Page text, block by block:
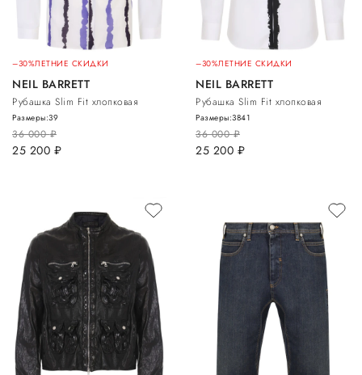
–30%ЛЕТНИЕ СКИДКИ
NEIL BARRETT
Рубашка Slim Fit хлопковая
36 000руб.
25 200 руб.
Размеры:39
–30%ЛЕТНИЕ СКИДКИ
NEIL BARRETT
Рубашка Slim Fit хлопковая
36 000руб.
25 200 руб.
Размеры:3841